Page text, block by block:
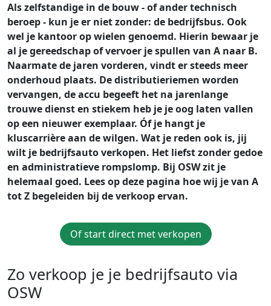
Als zelfstandige in de bouw - of ander technisch
beroep - kun je er niet zonder: de bedrijfsbus. Ook
wel je kantoor op wielen genoemd. Hierin bewaar je
al je gereedschap of vervoer je spullen van A naar B.
Naarmate de jaren vorderen, vindt er steeds meer
onderhoud plaats. De distributieriemen worden
vervangen, de accu begeeft het na jarenlange
trouwe dienst en stiekem heb je je oog laten vallen
op een nieuwer exemplaar. Óf je hangt je
kluscarrière aan de wilgen. Wat je reden ook is, jij
wilt je bedrijfsauto verkopen. Het liefst zonder gedoe
en administratieve rompslomp. Bij OSW zit je
helemaal goed. Lees op deze pagina hoe wij je van A
tot Z begeleiden bij de verkoop ervan.
Of start direct met verkopen
Zo verkoop je je bedrijfsauto via
OSW